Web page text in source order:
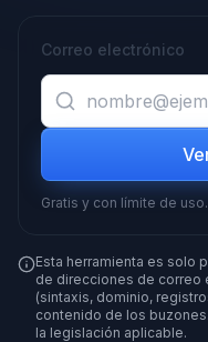
Correo electrónico
Gratis y con límite de
Esta herramienta es solo
de direcciones de correo
(sintaxis, dominio,
contenido de los
la legislación aplicable.